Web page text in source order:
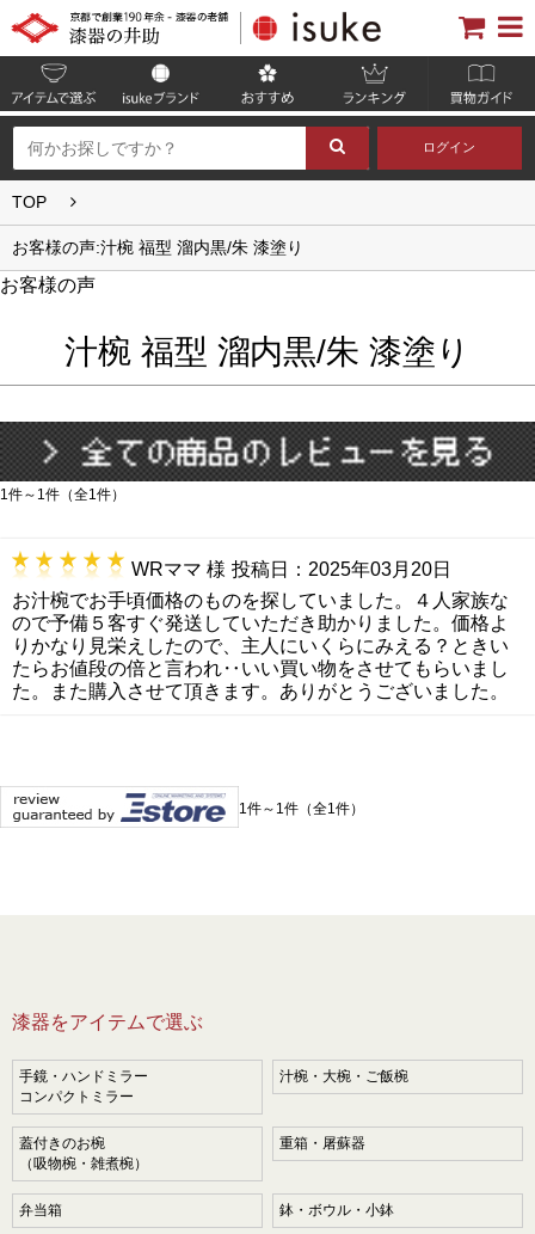
ログイン
TOP
お客様の声:汁椀 福型 溜内黒/朱 漆塗り
お客様の声
汁椀 福型 溜内黒/朱 漆塗り
1件～1件（全1件）
WRママ 様 投稿日：2025年03月20日
お汁椀でお手頃価格のものを探していました。４人家族な
ので予備５客すぐ発送していただき助かりました。価格よ
りかなり見栄えしたので、主人にいくらにみえる？ときい
たらお値段の倍と言われ‥いい買い物をさせてもらいまし
た。また購入させて頂きます。ありがとうございました。
1件～1件（全1件）
漆器をアイテムで選ぶ
手鏡・ハンドミラー
コンパクトミラー
汁椀・大椀・ご飯椀
蓋付きのお椀
（吸物椀・雑煮椀）
重箱・屠蘇器
弁当箱 鉢・ボウル・小鉢